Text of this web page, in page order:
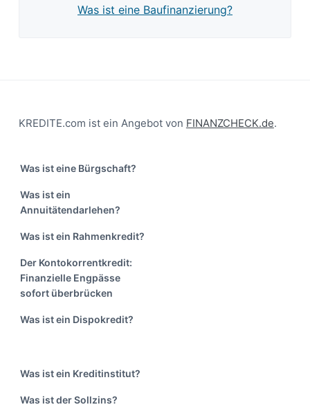
Was ist eine Baufinanzierung?
Footer
KREDITE.com ist ein Angebot von FINANZCHECK.de.
Was ist eine Bürgschaft?
Was ist ein
Annuitätendarlehen?
Was ist ein Rahmenkredit?
Der Kontokorrentkredit:
Finanzielle Engpässe
sofort überbrücken
Was ist ein Dispokredit?
Was ist ein Kreditinstitut?
Was ist der Sollzins?